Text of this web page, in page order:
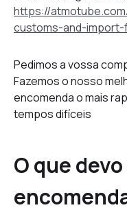
https://
customs-and-
Pedimos a vossa
Fazemos o nosso
encomenda o mais
tempos difíceis
O que